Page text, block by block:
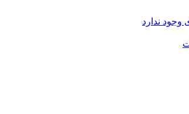
وجود ندارد